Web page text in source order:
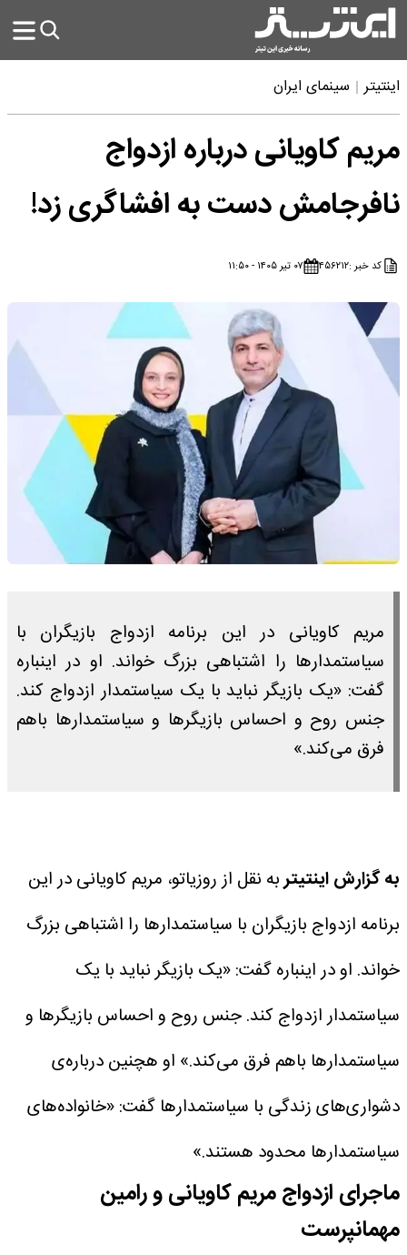
اینتیتر سینمای ایران
مریم کاویانی درباره ازدواج
نافرجامش دست به افشاگری زد!
کد خبر :۴۵۶۲۱۲ ۰۷ تیر ۱۴۰۵ - ۱۱:۵۰
مریم کاویانی در این برنامه ازدواج بازیگران با
سیاستمدار‌ها را اشتباهی بزرگ خواند. او در اینباره
گفت: «یک بازیگر نباید با یک سیاستمدار ازدواج کند.
جنس روح و احساس بازیگر‌ها و سیاستمدار‌ها باهم
فرق می‌کند.»
به گزارش اینتیتربه نقل از روزیاتو، مریم کاویانی در این
برنامه ازدواج بازیگران با سیاستمدار‌ها را اشتباهی بزرگ
خواند. او در اینباره گفت: «یک بازیگر نباید با یک
سیاستمدار ازدواج کند. جنس روح و احساس بازیگر‌ها و
سیاستمدار‌ها باهم فرق می‌کند.» او هچنین درباره‌ی
دشواری‌های زندگی با سیاستمدار‌ها گفت: «خانواده‌های
سیاستمدار‌ها محدود هستند.»
ماجرای ازدواج مریم کاویانی و رامین
مهمانپرست